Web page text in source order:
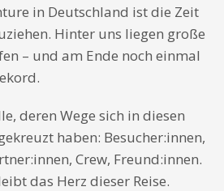
in Deutschland ist die Zeit
Hinter uns liegen große
– und am Ende noch einmal
deren Wege sich in diesen
haben: Besucher:innen,
Crew, Freund:innen.
das Herz dieser Reise.